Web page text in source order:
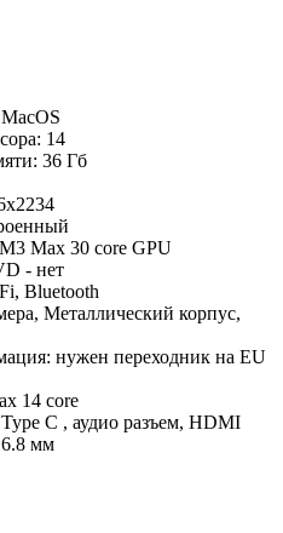
MacOS
14
36 Гб
Max 30 core GPU
- нет
Bluetooth
Металлический корпус,
нужен переходник на EU
14 core
C , аудио разъем, HDMI
мм